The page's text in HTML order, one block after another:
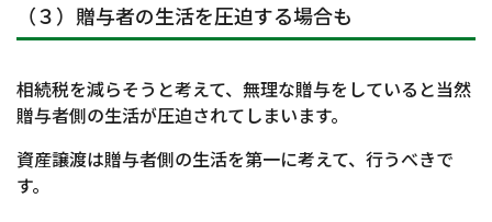
（３）贈与者の生活を圧迫する場合も
相続税を減らそうと考えて、無理な贈与をしていると当然
贈与者側の生活が圧迫されてしまいます。
資産譲渡は贈与者側の生活を第一に考えて、行うべきで
す。